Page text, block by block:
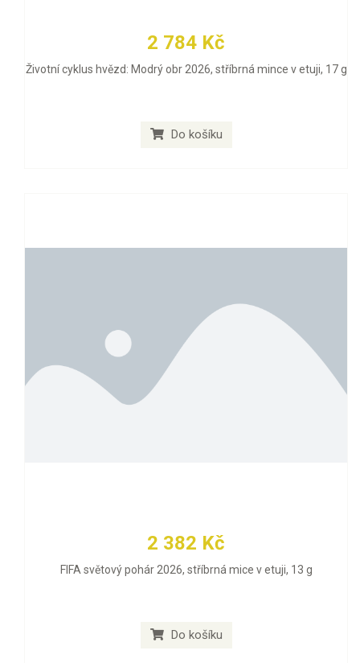
2 784 Kč
Životní cyklus hvězd: Modrý obr 2026, stříbrná mince v etuji, 17 g
Do košíku
2 382 Kč
FIFA světový pohár 2026, stříbrná mice v etuji, 13 g
Do košíku